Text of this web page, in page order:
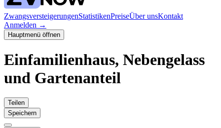
ZwangsversteigerungenStatistikenPreiseÜber unsKontakt
Anmelden →
Hauptmenü öffnen
Einfamilienhaus, Nebengelass
und Gartenanteil
Teilen
Speichern